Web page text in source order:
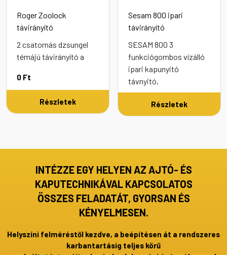
Roger Zoolock
távirányító
2 csatornás dzsungel
témájú távirányító a
0 Ft
Részletek
Sesam 800 ipari
távirányító
SESAM 800 3
funkciógombos vízálló
ipari kapunyitó
távnyitó,
Részletek
INTÉZZE EGY HELYEN AZ AJTÓ- ÉS
KAPUTECHNIKÁVAL KAPCSOLATOS
ÖSSZES FELADATÁT, GYORSAN ÉS
KÉNYELMESEN.
Helyszíni felméréstől kezdve, a beépítésen át a rendszeres
karbantartásig teljes körű